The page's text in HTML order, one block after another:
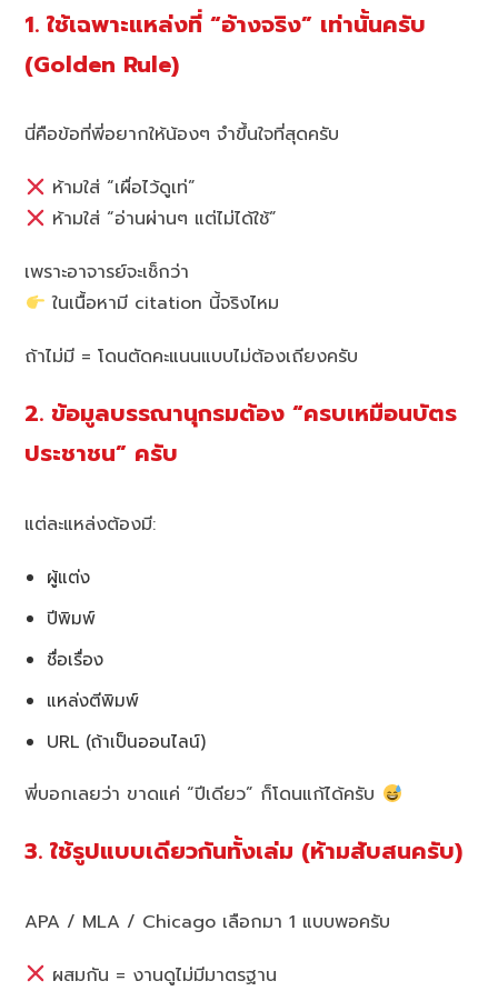
1. ใช้เฉพาะแหล่งที่ “อ้างจริง” เท่านั้นครับ
(Golden Rule)
นี่คือข้อที่พี่อยากให้น้องๆ จำขึ้นใจที่สุดครับ
ห้ามใส่ “เผื่อไว้ดูเท่”
ห้ามใส่ “อ่านผ่านๆ แต่ไม่ได้ใช้”
เพราะอาจารย์จะเช็กว่า
ในเนื้อหามี citation นี้จริงไหม
ถ้าไม่มี = โดนตัดคะแนนแบบไม่ต้องเถียงครับ
2. ข้อมูลบรรณานุกรมต้อง “ครบเหมือนบัตร
ประชาชน” ครับ
แต่ละแหล่งต้องมี:
ผู้แต่ง
ปีพิมพ์
ชื่อเรื่อง
แหล่งตีพิมพ์
URL (ถ้าเป็นออนไลน์)
พี่บอกเลยว่า ขาดแค่ “ปีเดียว” ก็โดนแก้ได้ครับ
3. ใช้รูปแบบเดียวกันทั้งเล่ม (ห้ามสับสนครับ)
APA / MLA / Chicago เลือกมา 1 แบบพอครับ
ผสมกัน = งานดูไม่มีมาตรฐาน